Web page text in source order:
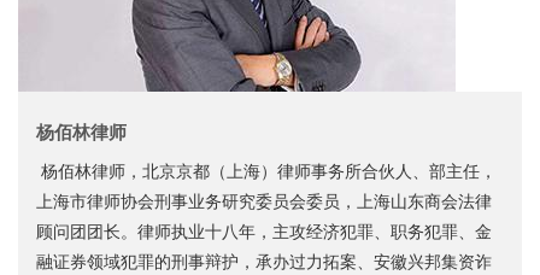
杨佰林律师
杨佰林律师，北京京都（上海）律师事务所合伙人、部主任，
上海市律师协会刑事业务研究委员会委员，上海山东商会法律
顾问团团长。律师执业十八年，主攻经济犯罪、职务犯罪、金
融证券领域犯罪的刑事辩护，承办过力拓案、安徽兴邦集资诈